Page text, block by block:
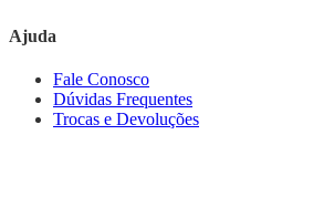
Ajuda
Fale Conosco
Dúvidas Frequentes
Trocas e Devoluções